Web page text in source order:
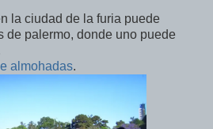
la ciudad de la furia puede
de palermo, donde uno puede
almohadas.